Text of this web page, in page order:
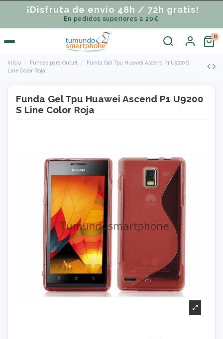
¡Disfruta de envío 48h / 72h gratis!
En pedidos superiores a 20€
Inicio Fundas para Outlet
Funda Gel Tpu Huawei Ascend P1 U9200 S
Line Color Roja
Funda Gel Tpu Huawei Ascend P1 U9200
S Line Color Roja